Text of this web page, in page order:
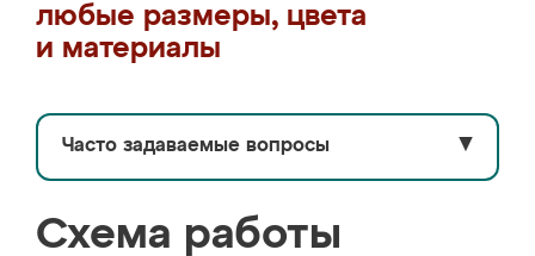
любые размеры, цвета
и материалы
Часто задаваемые вопросы ▼
Схема работы